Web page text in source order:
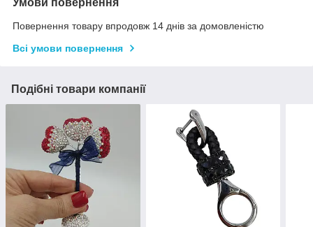
Умови повернення
Повернення товару впродовж 14 днів за домовленістю
Всі умови повернення
Подібні товари компанії